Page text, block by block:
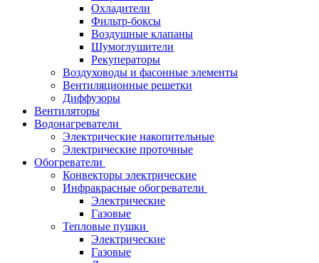
Охладители
Фильтр-боксы
Воздушные клапаны
Шумоглушители
Рекуператоры
Воздуховоды и фасонные элементы
Вентиляционные решетки
Диффузоры
Вентиляторы
Водонагреватели
Электрические накопительные
Электрические проточные
Обогреватели
Конвекторы электрические
Инфракрасные обогреватели
Электрические
Газовые
Тепловые пушки
Электрические
Газовые